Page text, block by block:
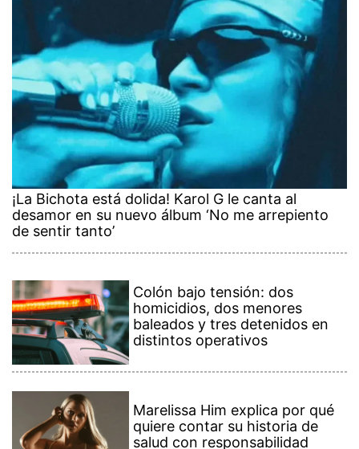
¡La Bichota está dolida! Karol G le canta al
desamor en su nuevo álbum ‘No me arrepiento
de sentir tanto’
Colón bajo tensión: dos
homicidios, dos menores
baleados y tres detenidos en
distintos operativos
Marelissa Him explica por qué
quiere contar su historia de
salud con responsabilidad